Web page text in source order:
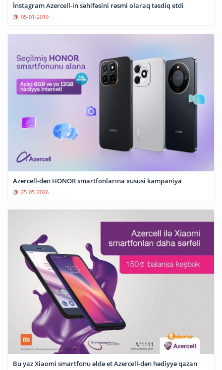
İnstagram Azercell-in səhifəsini rəsmi olaraq təsdiq etdi
05-01-2019
Azercell-dən HONOR smartfonlarına xüsusi kampaniya
25-05-2026
Bu yaz Xiaomi smartfonu əldə et Azercell-dən hədiyyə qazan